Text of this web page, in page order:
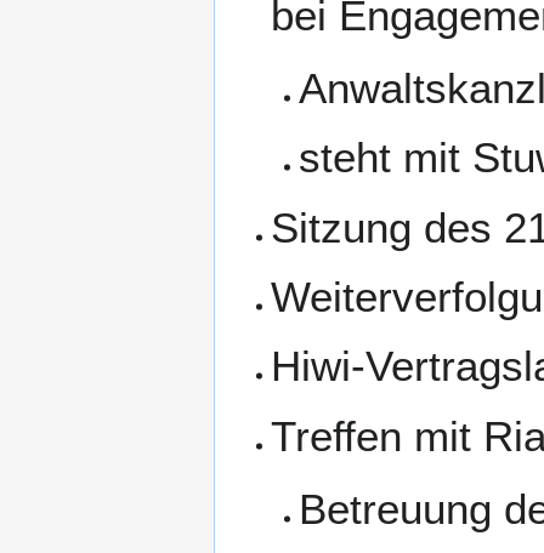
bei
steht mit
Sitzung des
Hiwi-
Treffen mit
Betreuung